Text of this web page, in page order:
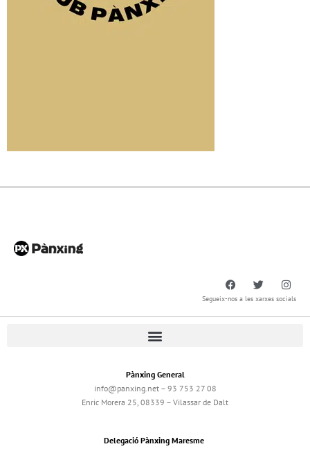
Segueix-nos a les xarxes socials
Pànxing General
info@panxing.net – 93 753 27 08
Enric Morera 25, 08339 – Vilassar de Dalt
Delegació Pànxing Maresme